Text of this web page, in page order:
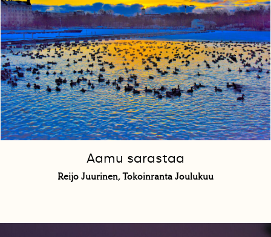
Aamu sarastaa
Reijo Juurinen, Tokoinranta Joulukuu